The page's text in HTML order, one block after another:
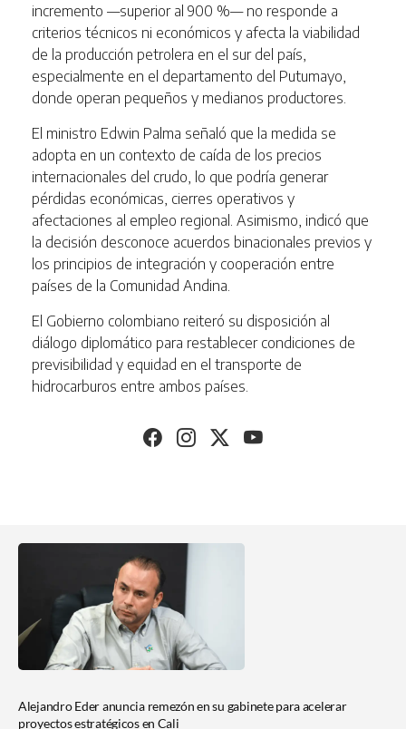
incremento —superior al 900 %— no responde a
criterios técnicos ni económicos y afecta la viabilidad
de la producción petrolera en el sur del país,
especialmente en el departamento del Putumayo,
donde operan pequeños y medianos productores.
El ministro Edwin Palma señaló que la medida se
adopta en un contexto de caída de los precios
internacionales del crudo, lo que podría generar
pérdidas económicas, cierres operativos y
afectaciones al empleo regional. Asimismo, indicó que
la decisión desconoce acuerdos binacionales previos y
los principios de integración y cooperación entre
países de la Comunidad Andina.
El Gobierno colombiano reiteró su disposición al
diálogo diplomático para restablecer condiciones de
previsibilidad y equidad en el transporte de
hidrocarburos entre ambos países.
anuncia remezón en su gabinete para acelerar
en Cali